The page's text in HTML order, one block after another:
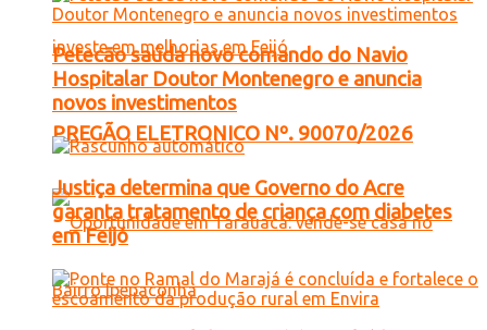
PREGÃO ELETRONICO Nº. 90070/2026
Petecão saúda novo comando do Navio
Hospitalar Doutor Montenegro e anuncia
novos investimentos
Justiça determina que Governo do Acre
garanta tratamento de criança com diabetes
em Feijó